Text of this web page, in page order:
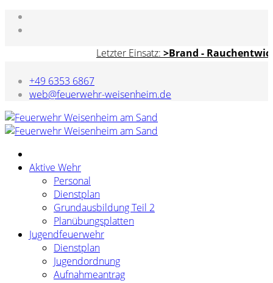
Letzter Einsatz:>Brand -
+49 6353 6867
web@feuerwehr-weisenheim.de
Aktive Wehr
Personal
Dienstplan
Grundausbildung Teil 2
Planübungsplatten
Jugendfeuerwehr
Dienstplan
Jugendordnung
Aufnahmeantrag